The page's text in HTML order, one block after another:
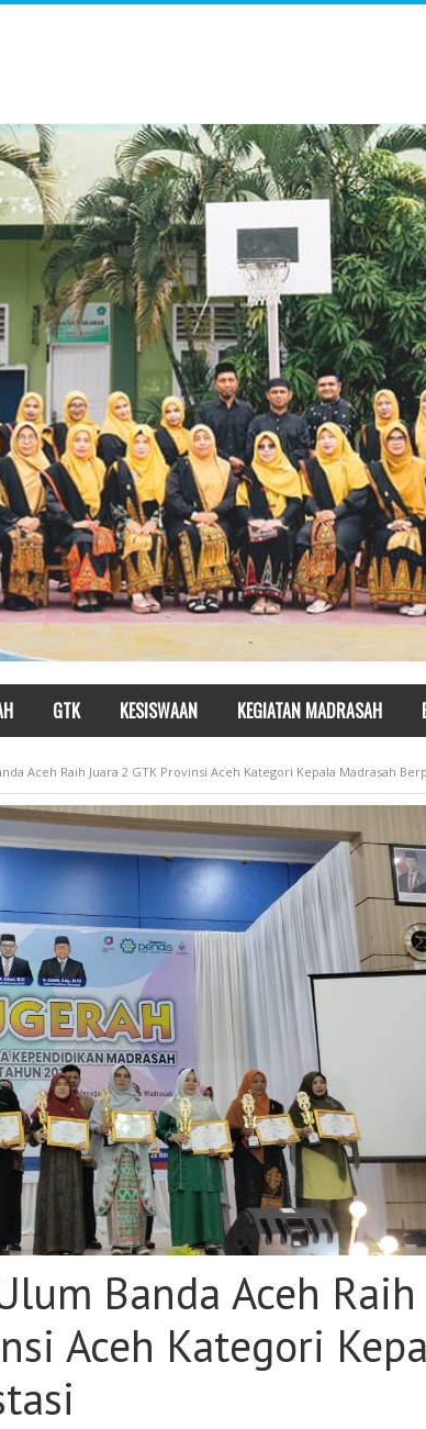
GTK KESISWAAN KEGIATAN MADRASAH
Aceh Raih Juara 2 GTK Provinsi Aceh Kategori Kepala Madrasah
Banda Aceh Raih
Aceh Kategori